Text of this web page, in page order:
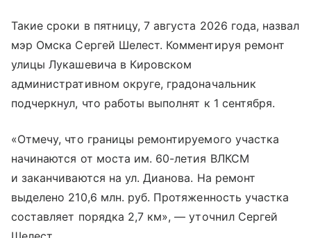
Такие сроки в пятницу, 7 августа 2026 года, назвал
мэр Омска Сергей Шелест. Комментируя ремонт
улицы Лукашевича в Кировском
административном округе, градоначальник
подчеркнул, что работы выполнят к 1 сентября.
«Отмечу, что границы ремонтируемого участка
начинаются от моста им. 60-летия ВЛКСМ
и заканчиваются на ул. Дианова. На ремонт
выделено 210,6 млн. руб. Протяженность участка
составляет порядка 2,7 км», — уточнил Сергей